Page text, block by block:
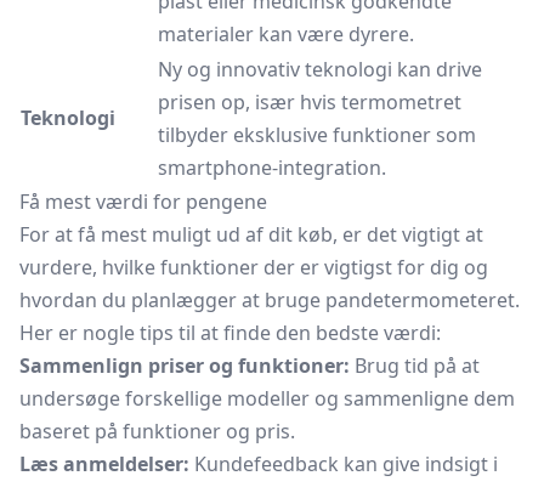
materialer kan være dyrere.
Teknologi
Ny og innovativ teknologi kan drive
prisen op, især hvis termometret
tilbyder eksklusive funktioner som
smartphone-integration.
Få mest værdi for pengene
For at få mest muligt ud af dit køb, er det vigtigt at
vurdere, hvilke funktioner der er vigtigst for dig og
hvordan du planlægger at bruge pandetermometeret.
Her er nogle tips til at finde den bedste værdi:
Sammenlign priser og funktioner: Brug tid på at
undersøge forskellige modeller og sammenligne dem
baseret på funktioner og pris.
Læs anmeldelser: Kundefeedback kan give indsigt i